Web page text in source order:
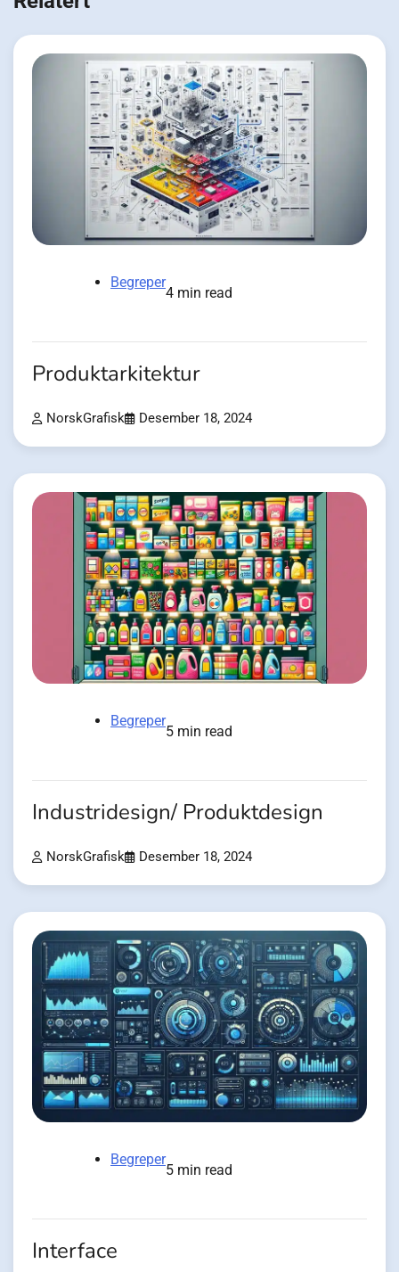
Begreper
4 min read
Produktarkitektur
NorskGrafisk Desember 18, 2024
Begreper
5 min read
Industridesign/ Produktdesign‍
NorskGrafisk Desember 18, 2024
Begreper
5 min read
Interface